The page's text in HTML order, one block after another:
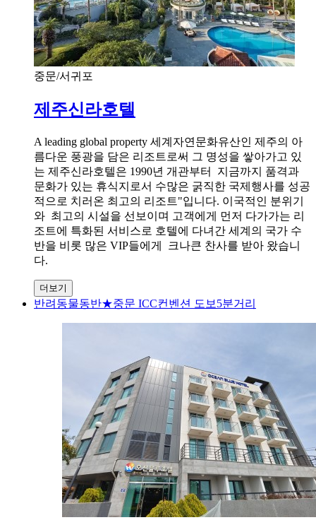
중문/서귀포
제주신라호텔
A leading global property 세계자연문화유산인 제주의 아
름다운 풍광을 담은 리조트로써 그 명성을 쌓아가고 있
는 제주신라호텔은 1990년 개관부터 지금까지 품격과
문화가 있는 휴식지로서 수많은 굵직한 국제행사를 성공
적으로 치러온 최고의 리조트"입니다. 이국적인 분위기
와 최고의 시설을 선보이며 고객에게 먼저 다가가는 리
조트에 특화된 서비스로 호텔에 다녀간 세계의 국가 수
반을 비롯 많은 VIP들에게 크나큰 찬사를 받아 왔습니
다.
더보기
반려동물동반★중문 ICC컨벤션 도보5분거리